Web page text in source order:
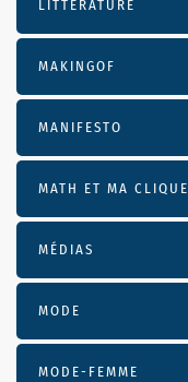
LITTÉRATURE
MAKINGOF
MANIFESTO
MATH ET MA CLIQUE
MÉDIAS
MODE
MODE-FEMME